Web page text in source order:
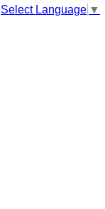
Select Language ▼